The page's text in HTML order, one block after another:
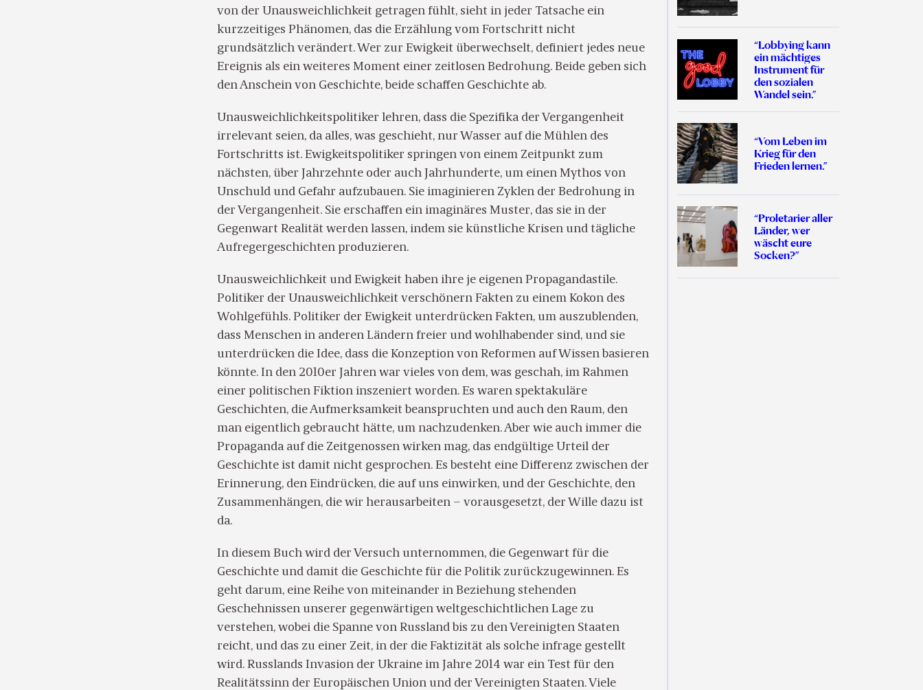
von der Unausweichlichkeit getragen fühlt, sieht in jeder Tatsache ein
kurzzeitiges Phänomen, das die Erzählung vom Fortschritt nicht
grundsätzlich verändert. Wer zur Ewigkeit überwechselt, definiert jedes neue
Ereignis als ein weiteres Moment einer zeitlosen Bedrohung. Beide geben sich
den Anschein von Geschichte, beide schaffen Geschichte ab.
Unausweichlichkeitspolitiker lehren, dass die Spezifika der Vergangenheit
irrelevant seien, da alles, was geschieht, nur Wasser auf die Mühlen des
Fortschritts ist. Ewigkeitspolitiker springen von einem Zeitpunkt zum
nächsten, über Jahrzehnte oder auch Jahrhunderte, um einen Mythos von
Unschuld und Gefahr aufzubauen. Sie imaginieren Zyklen der Bedrohung in
der Vergangenheit. Sie erschaffen ein imaginäres Muster, das sie in der
Gegenwart Realität werden lassen, indem sie künstliche Krisen und tägliche
Aufregergeschichten produzieren.
Unausweichlichkeit und Ewigkeit haben ihre je eigenen Propagandastile.
Politiker der Unausweichlichkeit verschönern Fakten zu einem Kokon des
Wohlgefühls. Politiker der Ewigkeit unterdrücken Fakten, um auszublenden,
dass Menschen in anderen Ländern freier und wohlhabender sind, und sie
unterdrücken die Idee, dass die Konzeption von Reformen auf Wissen basieren
könnte. In den 2010er Jahren war vieles von dem, was geschah, im Rahmen
einer politischen Fiktion inszeniert worden. Es waren spektakuläre
Geschichten, die Aufmerksamkeit beanspruchten und auch den Raum, den
man eigentlich gebraucht hätte, um nachzudenken. Aber wie auch immer die
Propaganda auf die Zeitgenossen wirken mag, das endgültige Urteil der
Geschichte ist damit nicht gesprochen. Es besteht eine Differenz zwischen der
Erinnerung, den Eindrücken, die auf uns einwirken, und der Geschichte, den
Zusammenhängen, die wir herausarbeiten – vorausgesetzt, der Wille dazu ist
da.
In diesem Buch wird der Versuch unternommen, die Gegenwart für die
Geschichte und damit die Geschichte für die Politik zurückzugewinnen. Es
geht darum, eine Reihe von miteinander in Beziehung stehenden
Geschehnissen unserer gegenwärtigen weltgeschichtlichen Lage zu
verstehen, wobei die Spanne von Russland bis zu den Vereinigten Staaten
reicht, und das zu einer Zeit, in der die Faktizität als solche infrage gestellt
wird. Russlands Invasion der Ukraine im Jahre 2014 war ein Test für den
Realitätssinn der Europäischen Union und der Vereinigten Staaten. Viele
“Lobbying kann
ein mächtiges
Instrument für
den sozialen
Wandel sein.”
“Vom Leben im
Krieg für den
Frieden lernen.”
“Proletarier aller
Länder, wer
wäscht eure
Socken?”